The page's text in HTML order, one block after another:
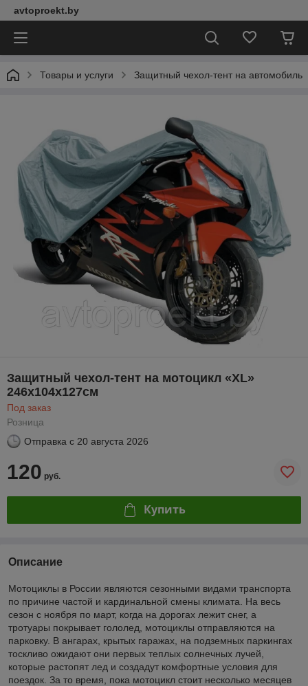
avtoproekt.by
Товары и услуги Защитный чехол-тент на автомобиль
Защитный чехол-тент на мотоцикл «ХL»
246х104х127см
Под заказ
Розница
Отправка с 20 августа 2026
120 руб.
Купить
Описание
Мотоциклы в России являются сезонными видами транспорта
по причине частой и кардинальной смены климата. На весь
сезон с ноября по март, когда на дорогах лежит снег, а
тротуары покрывает гололед, мотоциклы отправляются на
парковку. В ангарах, крытых гаражах, на подземных паркингах
тоскливо ожидают они первых теплых солнечных лучей,
которые растопят лед и создадут комфортные условия для
поездок. За то время, пока мотоцикл стоит несколько месяцев